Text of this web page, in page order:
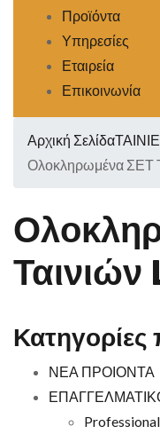
Προϊόντα
Υπηρεσίες
Εταιρεία
Επικοινωνία
Αρχική Σελίδα
Ολοκληρωμένα ΣΕΤ
Ταινιών
ΝΕΑ ΠΡΟΙΟΝΤΑ